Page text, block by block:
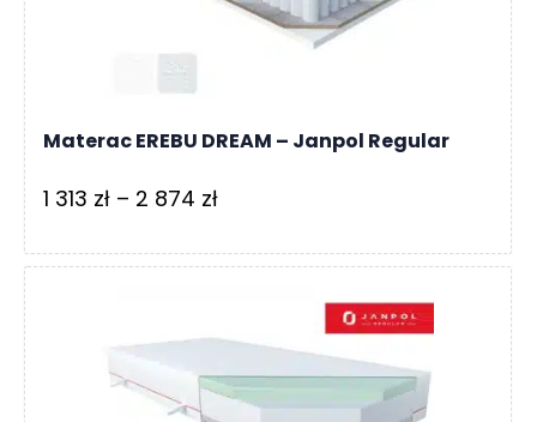
626 zł
Materac EREBU DREAM – Janpol Regular
1 313 zł – 2 874 złZakres
od
313 zł
do
2